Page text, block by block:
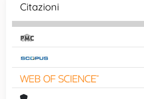
Citazioni